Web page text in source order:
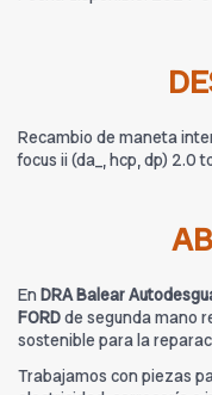
Recambio de maneta
focus ii (da_, hcp, dp) 2.0
En DRA Balear
FORDde segunda mano
sostenible para la
Trabajamos con piezas